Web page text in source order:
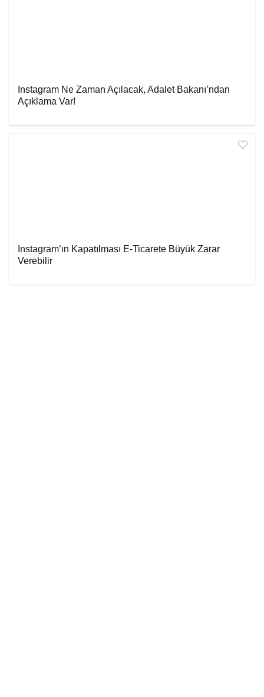
Instagram Ne Zaman Açılacak, Adalet Bakanı’ndan
Açıklama Var!
Instagram’ın Kapatılması E-Ticarete Büyük Zarar
Verebilir